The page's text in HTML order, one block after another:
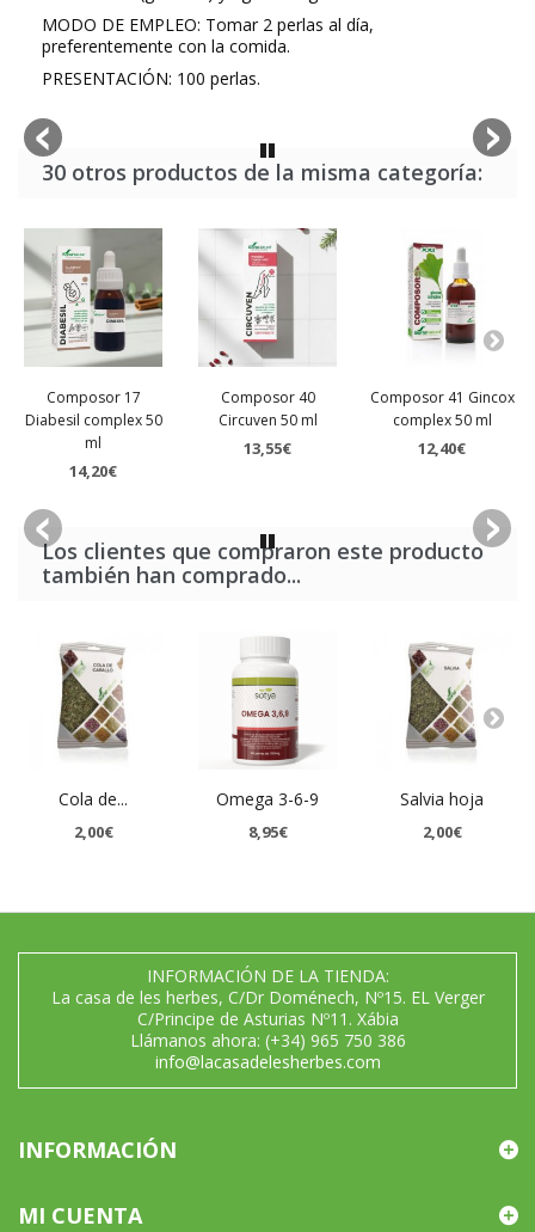
MODO DE EMPLEO: Tomar 2 perlas al día,
preferentemente con la comida.
PRESENTACIÓN: 100 perlas.
30 otros productos de la misma categoría:
Composor 17
Diabesil complex 50
ml
14,20€
Composor 40
Circuven 50 ml
13,55€
Composor 41 Gincox
complex 50 ml
12,40€
Los clientes que compraron este producto
también han comprado...
Cola de...
2,00€
Omega 3-6-9
8,95€
Salvia hoja
2,00€
INFORMACIÓN DE LA TIENDA:
La casa de les herbes, C/Dr Doménech, Nº15. EL Verger
C/Principe de Asturias Nº11. Xábia
Llámanos ahora: (+34) 965 750 386
info@lacasadelesherbes.com
INFORMACIÓN
MI CUENTA